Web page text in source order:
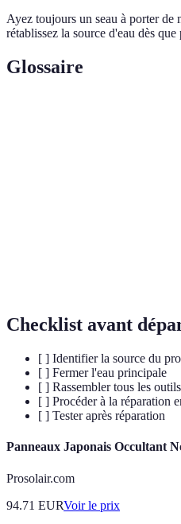
Ayez toujours un seau à porter
rétablissez la source d'eau dès que
Glossaire
Checklist avant
[ ] Identifier la source du
[ ] Fermer l'eau principale
[ ] Rassembler tous les
[ ] Procéder à la réparation
[ ] Tester après réparation
Panneaux Japonais Occultant
Prosolair.com
94.71 EURVoir le prix